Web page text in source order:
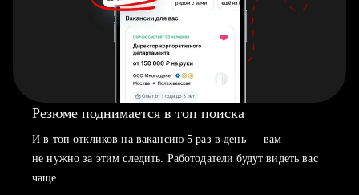
Резюме поднимается в топ поиска
И в топ откликов на вакансию 5 раз в день — вам
не нужно за этим следить. Работодатели будут видеть вас
чаще